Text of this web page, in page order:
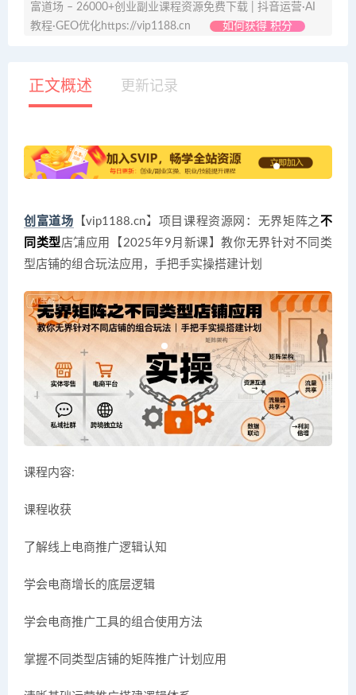
富道场 – 26000+创业副业课程资源免费下载 | 抖音运营·AI
教程·GEO优化https://vip1188.cn
如何获得 积分
正文概述 更新记录
创富道场 【vip1188.cn】项目课程资源网：无界矩阵之不
同类型 店铺应用【2025年9月新课】教你无界针对不同类
型店铺的组合玩法应用，手把手实操搭建计划
课程内容:
课程收获
了解线上电商推广逻辑认知
学会电商增长的底层逻辑
学会电商推广工具的组合使用方法
掌握不同类型店铺的矩阵推广计划应用